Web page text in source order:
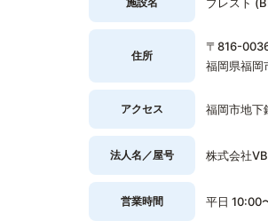
住所
〒816-
福岡県福岡
アクセス 福岡市地下
法人名／屋号 株式会社
営業時間 平日 10:00